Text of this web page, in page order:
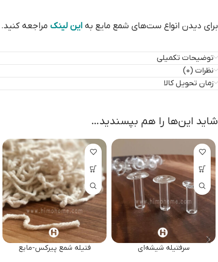
برای دیدن انواع ست‌های شمع مایع به این لینک مراجعه کنید.
توضیحات تکمیلی
نظرات (0)
زمان تحویل کالا
شاید این‌ها را هم بپسندید…
سرفتیله شیشه‌ای فتیله شمع پیرکس-مایع